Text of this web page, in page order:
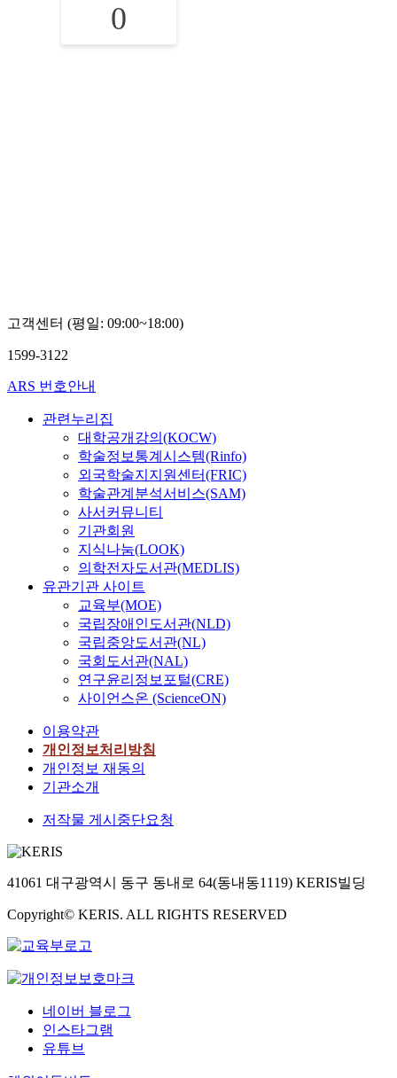
0
고객센터 (평일: 09:00~18:00)
1599-3122
ARS 번호안내
관련누리집
대학공개강의(KOCW)
학술정보통계시스템(Rinfo)
외국학술지지원센터(FRIC)
학술관계분석서비스(SAM)
사서커뮤니티
기관회원
지식나눔(LOOK)
의학전자도서관(MEDLIS)
유관기관 사이트
교육부(MOE)
국립장애인도서관(NLD)
국립중앙도서관(NL)
국회도서관(NAL)
연구윤리정보포털(CRE)
사이언스온 (ScienceON)
이용약관
개인정보처리방침
개인정보 재동의
기관소개
저작물 게시중단요청
41061 대구광역시 동구 동내로 64(동내동1119) KERIS빌딩
Copyright© KERIS. ALL RIGHTS RESERVED
네이버 블로그
인스타그램
유튜브